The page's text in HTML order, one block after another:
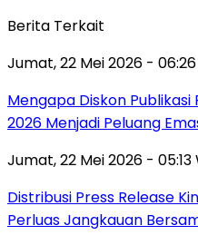
Berita Terkait
Jumat, 22 Mei 2026 - 06:26
Mengapa Diskon Publikasi
2026 Menjadi Peluang
Jumat, 22 Mei 2026 - 05:13
Distribusi Press Release
Perluas Jangkauan